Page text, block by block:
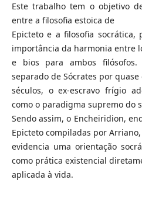
Este trabalho tem o objetivo
entre a filosofia estoica de
Epicteto e a filosofia socrática,
importância da harmonia entre
e bios para ambos filósofos.
separado de Sócrates por quase
séculos, o ex-escravo frígio
como o paradigma supremo do
Sendo assim, o Encheiridion,
Epicteto compiladas por Arriano,
evidencia uma orientação
como prática existencial
aplicada à vida.